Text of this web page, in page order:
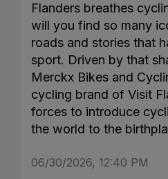
Flanders breathes
will you find so many
roads and stories that
sport. Driven by that
Merckx Bikes and
cycling brand of Visit
forces to introduce
the world to the
06/30/2026, 12:40 PM